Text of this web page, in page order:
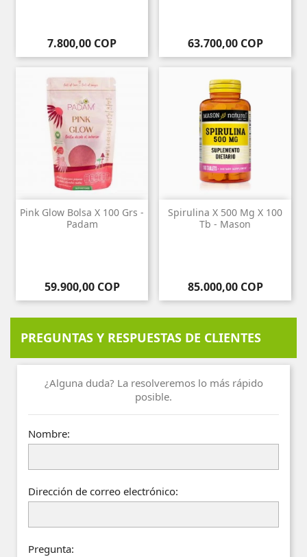
Precio
7.800,00 COP Precio
63.700,00 COP
Pink Glow Bolsa X 100 Grs -
Padam
Precio
59.900,00 COP
Spirulina X 500 Mg X 100
Tb - Mason
Precio
85.000,00 COP
PREGUNTAS Y RESPUESTAS DE CLIENTES
¿Alguna duda? La resolveremos lo más rápido
posible.
Nombre:
Dirección de correo electrónico:
Pregunta: